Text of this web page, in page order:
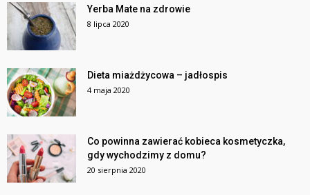
Yerba Mate na zdrowie
8 lipca 2020
Dieta miażdżycowa – jadłospis
4 maja 2020
Co powinna zawierać kobieca kosmetyczka,
gdy wychodzimy z domu?
20 sierpnia 2020